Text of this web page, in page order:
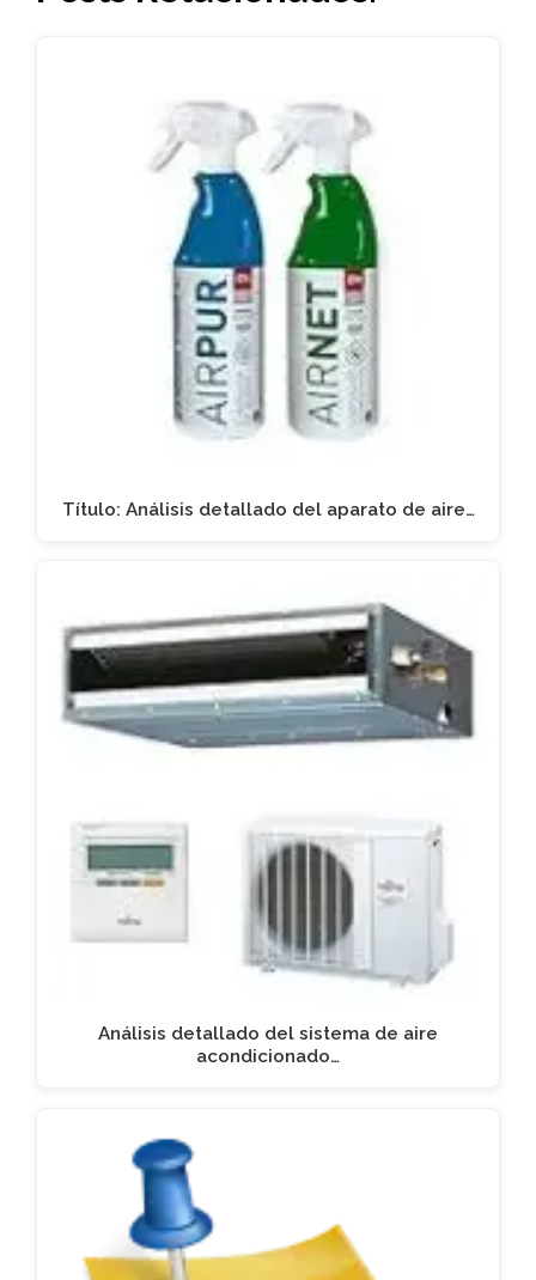
Título: Análisis detallado del aparato de aire…
Análisis detallado del sistema de aire
acondicionado…